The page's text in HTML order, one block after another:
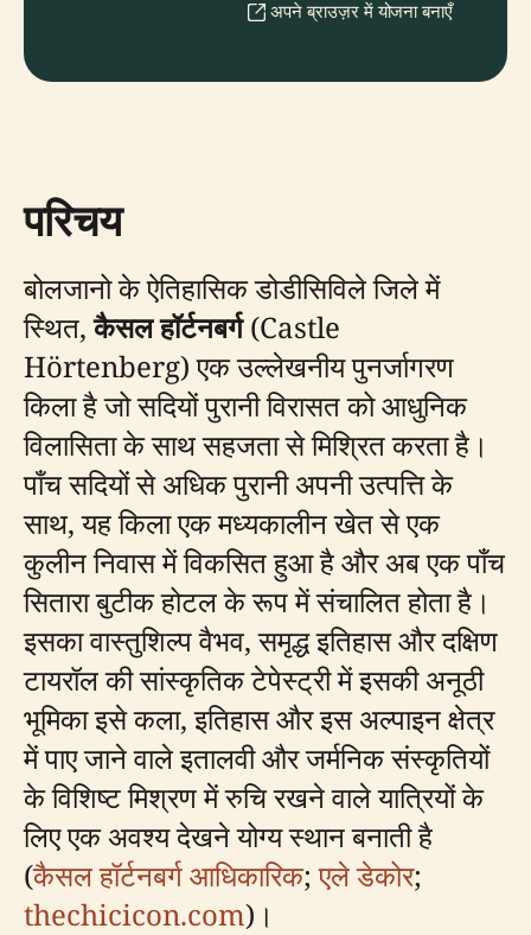
अपने ब्राउज़र में योजना बनाएँ
परिचय
बोलजानो के ऐतिहासिक डोडीसिविले जिले में
स्थित,कैसल हॉर्टनबर्ग(Castle
Hörtenberg) एक उल्लेखनीय पुनर्जागरण
किला है जो सदियों पुरानी विरासत को आधुनिक
विलासिता के साथ सहजता से मिश्रित करता है।
पाँच सदियों से अधिक पुरानी अपनी उत्पत्ति के
साथ, यह किला एक मध्यकालीन खेत से एक
कुलीन निवास में विकसित हुआ है और अब एक पाँच
सितारा बुटीक होटल के रूप में संचालित होता है।
इसका वास्तुशिल्प वैभव, समृद्ध इतिहास और दक्षिण
टायरॉल की सांस्कृतिक टेपेस्ट्री में इसकी अनूठी
भूमिका इसे कला, इतिहास और इस अल्पाइन क्षेत्र
में पाए जाने वाले इतालवी और जर्मनिक संस्कृतियों
के विशिष्ट मिश्रण में रुचि रखने वाले यात्रियों के
लिए एक अवश्य देखने योग्य स्थान बनाती है
(कैसल हॉर्टनबर्ग आधिकारिक;एले डेकोर;
thechicicon.com)।